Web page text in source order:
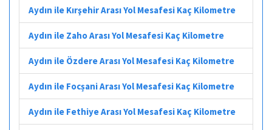
Aydın ile Kırşehir Arası Yol Mesafesi Kaç Kilometre
Aydın ile Zaho Arası Yol Mesafesi Kaç Kilometre
Aydın ile Özdere Arası Yol Mesafesi Kaç Kilometre
Aydın ile Focșani Arası Yol Mesafesi Kaç Kilometre
Aydın ile Fethiye Arası Yol Mesafesi Kaç Kilometre